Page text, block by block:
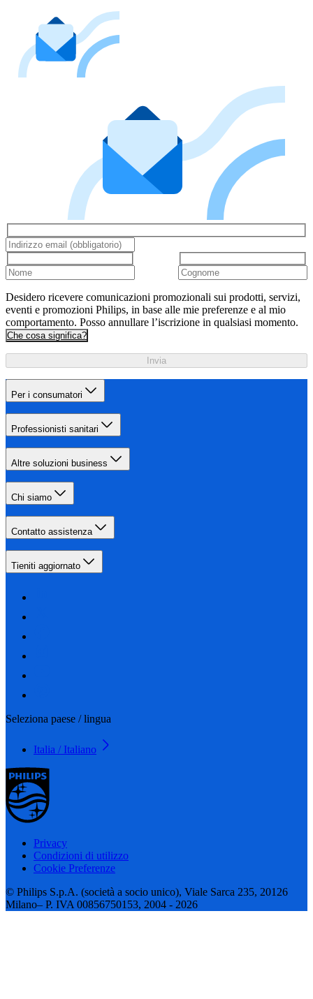
Desidero ricevere comunicazioni promozionali sui prodotti, servizi,
eventi e promozioni Philips, in base alle mie preferenze e al mio
comportamento. Posso annullare l’iscrizione in qualsiasi momento.
Che cosa significa?
Invia
Per i consumatori
Professionisti sanitari
Altre soluzioni business
Chi siamo
Contatto assistenza
Tieniti aggiornato
Seleziona paese / lingua
Italia / Italiano
Privacy
Condizioni di utilizzo
Cookie Preferenze
© Philips S.p.A. (società a socio unico), Viale Sarca 235, 20126
Milano– P. IVA 00856750153, 2004 - 2026